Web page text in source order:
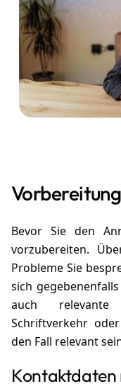
Vorbereitung
Bevor Sie den
vorzubereiten.
Probleme Sie
sich
auch
Schriftverkehr
den Fall relevant
Kontaktdaten